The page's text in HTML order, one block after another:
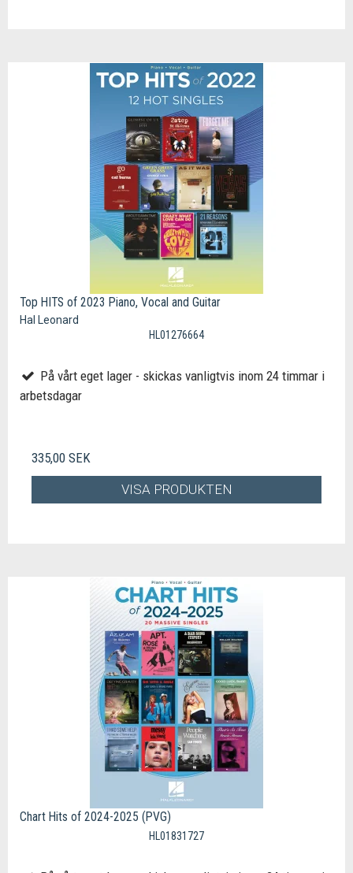
Top HITS of 2023 Piano, Vocal and Guitar
Hal Leonard
HL01276664
På vårt eget lager - skickas vanligtvis inom 24 timmar i
arbetsdagar
335,00 SEK
VISA PRODUKTEN
Chart Hits of 2024-2025 (PVG)
HL01831727